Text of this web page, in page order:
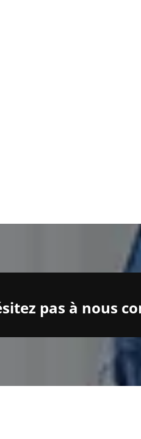
pas à nous